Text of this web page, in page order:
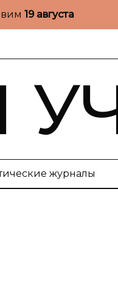
19 августа
журналы